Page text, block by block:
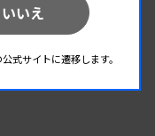
いいえ
式サイトに遷移します。